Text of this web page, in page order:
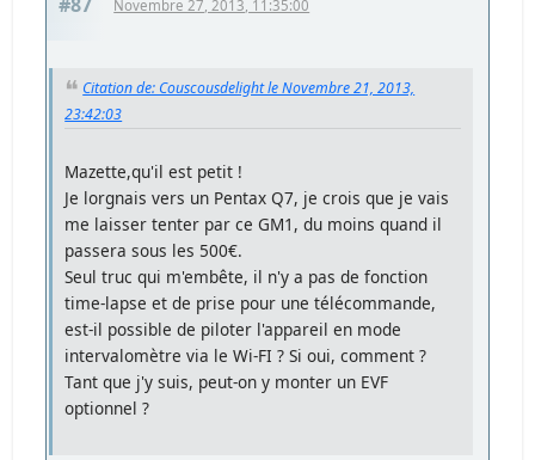
Novembre 27, 2013, 11:35:00
Citation de: Couscousdelight le Novembre 21, 2013,
23:42:03
Mazette,qu'il est petit !
Je lorgnais vers un Pentax Q7, je crois que je vais
me laisser tenter par ce GM1, du moins quand il
passera sous les 500€.
Seul truc qui m'embête, il n'y a pas de fonction
time-lapse et de prise pour une télécommande,
est-il possible de piloter l'appareil en mode
intervalomètre via le Wi-FI ? Si oui, comment ?
Tant que j'y suis, peut-on y monter un EVF
optionnel ?